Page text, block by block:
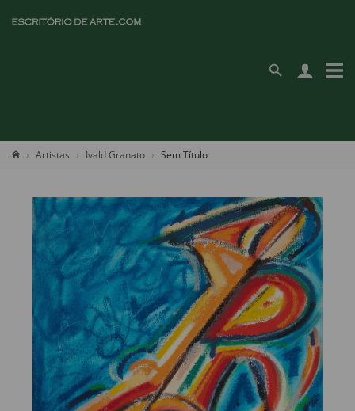
Artistas Ivald Granato Sem Título